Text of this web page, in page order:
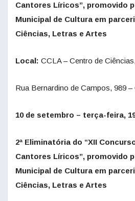
Cantores Líricos”, promovido
Municipal de Cultura em
Ciências, Letras e Artes
Local: CCLA – Centro de
Rua Bernardino de Campos, 989 –
10 de setembro – terça-feira,
2ª Eliminatória do “XII
Cantores Líricos”, promovido
Municipal de Cultura em
Ciências, Letras e Artes